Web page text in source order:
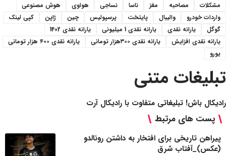
مشکلات
مصاحبه مغز ناسا نساجی هواوی
هوش مصنوعی
واردات خودرو
والیبال پایتخت پرسپولیس چین ژاپن
کپی لینک
گوگل
یارانه نقدی یارانه نقدی 1 میلیونی
یارانه نقدی 1402
یارانه نقدی افزایش
یارانه نقدی ۳۰۰هزار تومانی
یارانه نقدی ۴۰۰ هزار تومانی
یورو
تبلیغات متنی
رادیکال باش! تبلیغاتی متفاوت با رادیکال آرت
پست های مرتبط
پیراهن تاریخی برای افتخار به داشتن رونالدو
(عکس)‌_آفتاب شرق